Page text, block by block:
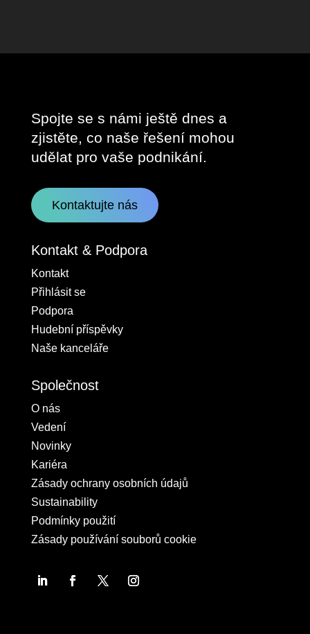
Spojte se s námi ještě dnes a
zjistěte, co naše řešení mohou
udělat pro vaše podnikání.
Kontaktujte nás
Kontakt & Podpora
Kontakt
Přihlásit se
Podpora
Hudební příspěvky
Naše kanceláře
Společnost
O nás
Vedení
Novinky
Kariéra
Zásady ochrany osobních údajů
Sustainability
Podmínky použití
Zásady používání souborů cookie